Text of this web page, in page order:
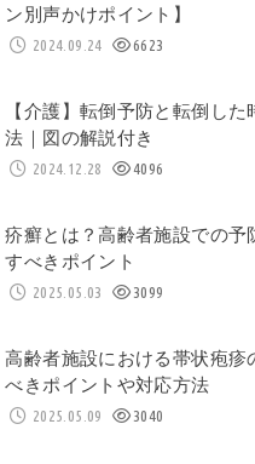
ン別声かけポイント】
2024.09.24 6623
【介護】転倒予防と転倒した
法｜図の解説付き
2024.12.28 4096
疥癬とは？高齢者施設での予
すべきポイント
2025.05.03 3099
高齢者施設における帯状疱疹
べきポイントや対応方法
2025.05.09 3040